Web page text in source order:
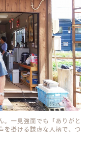
。一見強面でも「ありがと
を掛ける謙虚な人柄で、つ